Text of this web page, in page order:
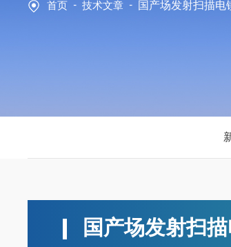
首页 - 技术文章 - 国产场发射扫描电
国产场发射扫